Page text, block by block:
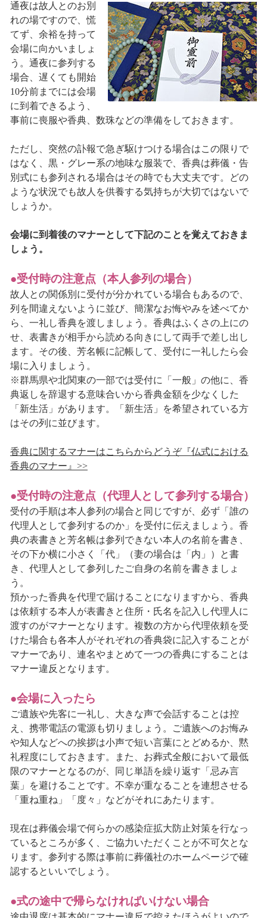
通夜は故人とのお別
れの場ですので、慌
てず、余裕を持って
会場に向かいましょ
う。通夜に参列する
場合、遅くても開始
10分前までには会場
に到着できるよう、
事前に喪服や香典、数珠などの準備をしておきます。
ただし、突然の訃報で急ぎ駆けつける場合はこの限りで
はなく、黒・グレー系の地味な服装で、香典は葬儀・告
別式にも参列される場合はその時でも大丈夫です。どの
ような状況でも故人を供養する気持ちが大切ではないで
しょうか。
会場に到着後のマナーとして下記のことを覚えておきま
しょう。
●受付時の注意点（本人参列の場合）
故人との関係別に受付が分かれている場合もあるので、
列を間違えないように並び、簡潔なお悔やみを述べてか
ら、一礼し香典を渡しましょう。香典はふくさの上にの
せ、表書きが相手から読める向きにして両手で差し出し
ます。その後、芳名帳に記帳して、受付に一礼したら会
場に入りましょう。
※群馬県や北関東の一部では受付に「一般」の他に、香
典返しを辞退する意味合いから香典金額を少なくした
「新生活」があります。「新生活」を希望されている方
はその列に並びます。
香典に関するマナーはこちらからどうぞ『仏式における
香典のマナー』>>
●受付時の注意点（代理人として参列する場合）
受付の手順は本人参列の場合と同じですが、必ず「誰の
代理人として参列するのか」を受付に伝えましょう。香
典の表書きと芳名帳は参列できない本人の名前を書き、
その下か横に小さく「代」（妻の場合は「内」）と書
き、代理人として参列したご自身の名前を書きましょ
う。
預かった香典を代理で届けることになりますから、香典
は依頼する本人が表書きと住所・氏名を記入し代理人に
渡すのがマナーとなります。複数の方から代理依頼を受
けた場合も各本人がそれぞれの香典袋に記入することが
マナーであり、連名やまとめて一つの香典にすることは
マナー違反となります。
●会場に入ったら
ご遺族や先客に一礼し、大きな声で会話することは控
え、携帯電話の電源も切りましょう。ご遺族へのお悔み
や知人などへの挨拶は小声で短い言葉にとどめるか、黙
礼程度にしておきます。また、お葬式全般において最低
限のマナーとなるのが、同じ単語を繰り返す「忌み言
葉」を避けることです。不幸が重なることを連想させる
「重ね重ね」「度々」などがそれにあたります。
現在は葬儀会場で何らかの感染症拡大防止対策を行なっ
ているところが多く、ご協力いただくことが不可欠とな
ります。参列する際は事前に葬儀社のホームページで確
認するといいでしょう。
●式の途中で帰らなければいけない場合